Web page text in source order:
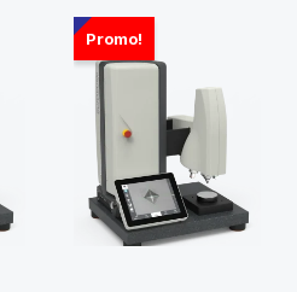
Promo!